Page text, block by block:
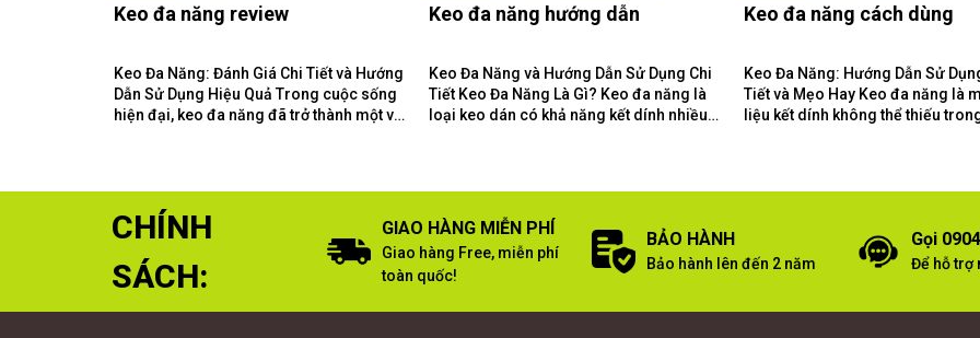
Keo đa năng review
Keo Đa Năng: Đánh Giá Chi Tiết và Hướng
Dẫn Sử Dụng Hiệu Quả Trong cuộc sống
hiện đại, keo đa năng đã trở thành một vật
Keo đa năng hướng dẫn
Keo Đa Năng và Hướng Dẫn Sử Dụng Chi
Tiết Keo Đa Năng Là Gì? Keo đa năng là
loại keo dán có khả năng kết dính nhiều
Keo đa năng cách dùng
Keo Đa Năng: Hướng Dẫn Sử
Tiết và Mẹo Hay Keo đa năng là một vật
liệu kết dính không thể thiếu
CHÍNH
SÁCH:
GIAO HÀNG MIỄN PHÍ
Giao hàng Free, miễn phí
toàn quốc!
BẢO HÀNH
Bảo hành lên đến 2 năm
Gọi
Để hỗ trợ